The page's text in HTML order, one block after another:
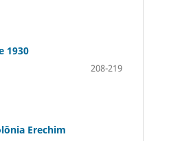
1930
208-219
Erechim